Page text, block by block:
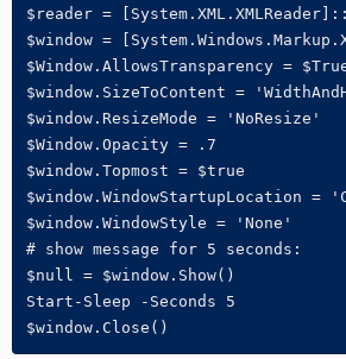
$reader =
$window =
$Window.AllowsTransparency =
$window.SizeToContent =
$window.ResizeMode = 'NoResize'
$Window.Opacity = .7
$window.Topmost = $true
$window.WindowStartupLocation =
$window.WindowStyle = 'None'
# show message for 5 seconds:
$null = $window.Show()
Start-Sleep -Seconds 5
$window.Close()